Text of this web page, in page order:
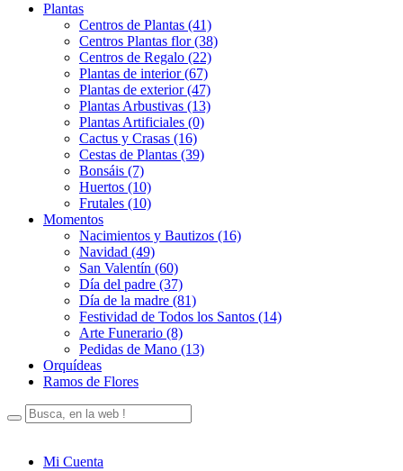
Plantas
Centros de Plantas (41)
Centros Plantas flor (38)
Centros de Regalo (22)
Plantas de interior (67)
Plantas de exterior (47)
Plantas Arbustivas (13)
Plantas Artificiales (0)
Cactus y Crasas (16)
Cestas de Plantas (39)
Bonsáis (7)
Huertos (10)
Frutales (10)
Momentos
Nacimientos y Bautizos (16)
Navidad (49)
San Valentín (60)
Día del padre (37)
Día de la madre (81)
Festividad de Todos los Santos (14)
Arte Funerario (8)
Pedidas de Mano (13)
Orquídeas
Ramos de Flores
Mi Cuenta